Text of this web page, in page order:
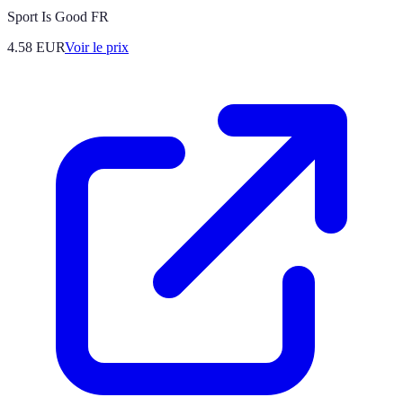
Sport Is Good FR
4.58 EURVoir le prix